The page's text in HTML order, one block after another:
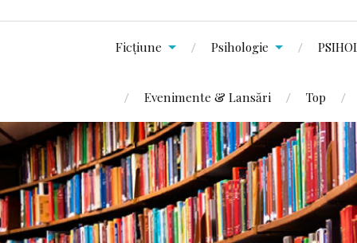
Ficțiune Psihologie
Evenimente & Lansări Top